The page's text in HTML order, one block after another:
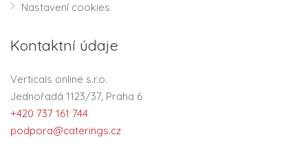
Nastavení cookies
Kontaktní údaje
Verticals online s.r.o.
Jednořadá 1123/37, Praha 6
+420 737 161 744
podpora@caterings.cz